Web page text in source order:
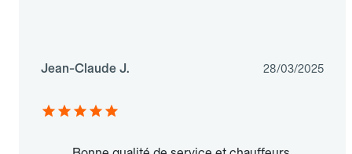
Jean-Claude J. 28/03/2025